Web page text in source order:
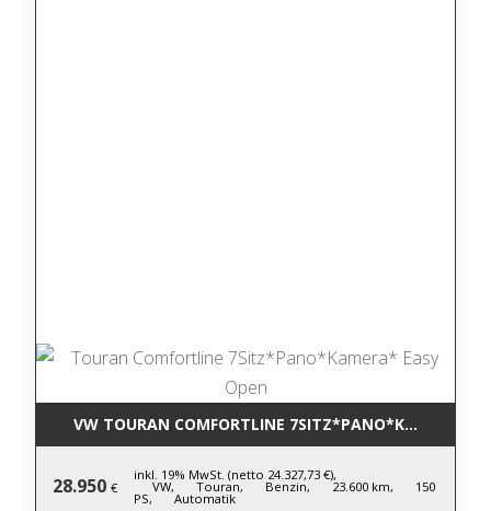
VW TOURAN COMFORTLINE 7SITZ*PANO*KAMERA*
28.950 €
inkl. 19% MwSt. (netto 24.327,73 €),
VW, Touran, Benzin, 23.600 km, 150
PS, Automatik